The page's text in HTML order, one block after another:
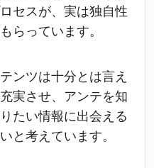
セスが、実は独自性
らっています。
ンツは十分とは言え
実させ、アンテを知
たい情報に出会える
と考えています。